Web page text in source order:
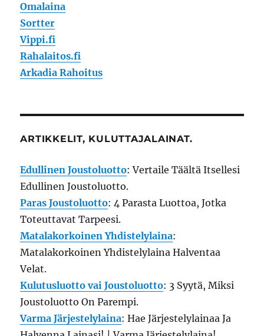
Omalaina
Sortter
Vippi.fi
Rahalaitos.fi
Arkadia Rahoitus
ARTIKKELIT, KULUTTAJALAINAT.
Edullinen Joustoluotto: Vertaile Täältä Itsellesi
Edullinen Joustoluotto.
Paras Joustoluotto: 4 Parasta Luottoa, Jotka
Toteuttavat Tarpeesi.
Matalakorkoinen Yhdistelylaina:
Matalakorkoinen Yhdistelylaina Halventaa
Velat.
Kulutusluotto vai Joustoluotto: 3 Syytä, Miksi
Joustoluotto On Parempi.
Varma Järjestelylaina: Hae Järjestelylainaa Ja